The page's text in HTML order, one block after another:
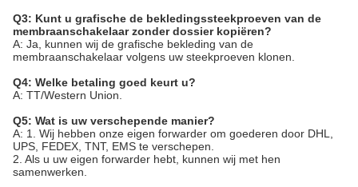
Q3: Kunt u grafische de bekledingssteekproeven van de
membraanschakelaar zonder dossier kopiëren?
A: Ja, kunnen wij de grafische bekleding van de
membraanschakelaar volgens uw steekproeven klonen.
Q4: Welke betaling goed keurt u?
A: TT/Western Union.
Q5: Wat is uw verschepende manier?
A: 1. Wij hebben onze eigen forwarder om goederen door DHL,
UPS, FEDEX, TNT, EMS te verschepen.
2. Als u uw eigen forwarder hebt, kunnen wij met hen
samenwerken.